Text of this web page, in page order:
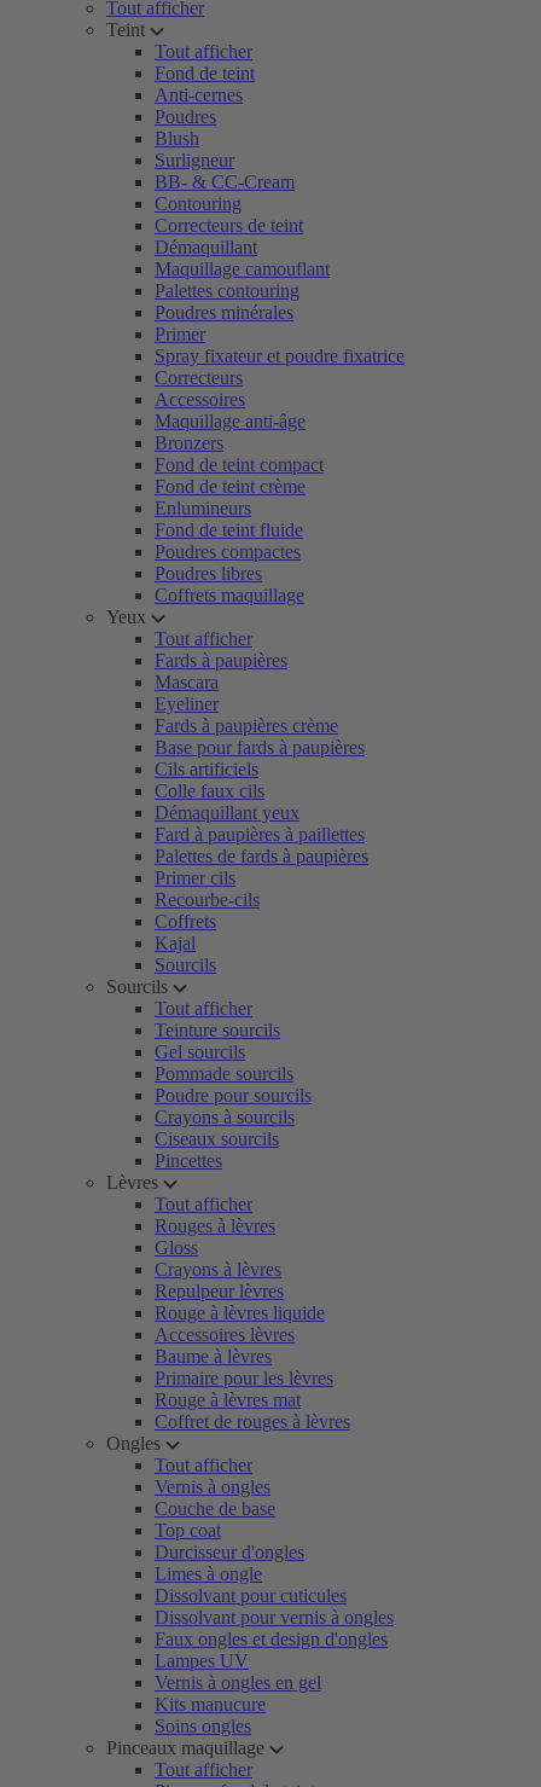
Tout afficher
Teint
Tout afficher
Fond de teint
Anti-cernes
Poudres
Blush
Surligneur
BB- & CC-Cream
Contouring
Correcteurs de teint
Démaquillant
Maquillage camouflant
Palettes contouring
Poudres minérales
Primer
Spray fixateur et poudre fixatrice
Correcteurs
Accessoires
Maquillage anti-âge
Bronzers
Fond de teint compact
Fond de teint crème
Enlumineurs
Fond de teint fluide
Poudres compactes
Poudres libres
Coffrets maquillage
Yeux
Tout afficher
Fards à paupières
Mascara
Eyeliner
Fards à paupières crème
Base pour fards à paupières
Cils artificiels
Colle faux cils
Démaquillant yeux
Fard à paupières à paillettes
Palettes de fards à paupières
Primer cils
Recourbe-cils
Coffrets
Kajal
Sourcils
Sourcils
Tout afficher
Teinture sourcils
Gel sourcils
Pommade sourcils
Poudre pour sourcils
Crayons à sourcils
Ciseaux sourcils
Pincettes
Lèvres
Tout afficher
Rouges à lèvres
Gloss
Crayons à lèvres
Repulpeur lèvres
Rouge à lèvres liquide
Accessoires lèvres
Baume à lèvres
Primaire pour les lèvres
Rouge à lèvres mat
Coffret de rouges à lèvres
Ongles
Tout afficher
Vernis à ongles
Couche de base
Top coat
Durcisseur d'ongles
Limes à ongle
Dissolvant pour cuticules
Dissolvant pour vernis à ongles
Faux ongles et design d'ongles
Lampes UV
Vernis à ongles en gel
Kits manucure
Soins ongles
Pinceaux maquillage
Tout afficher